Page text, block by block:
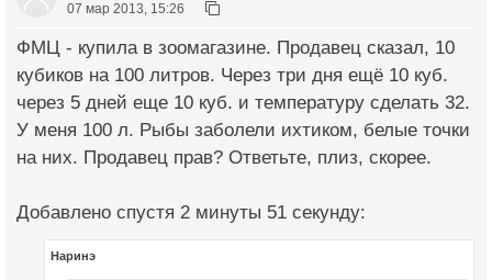
07 мар 2013, 15:26
ФМЦ - купила в зоомагазине. Продавец сказал, 10
кубиков на 100 литров. Через три дня ещё 10 куб.
через 5 дней еще 10 куб. и температуру сделать 32.
У меня 100 л. Рыбы заболели ихтиком, белые точки
на них. Продавец прав? Ответьте, плиз, скорее.
Добавлено спустя 2 минуты 51 секунду:
Наринэ